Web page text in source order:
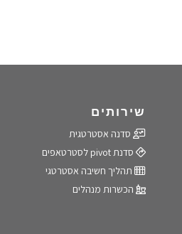
שירותים
סדנה אסטרטגית
סדנת pivot לסטרטאפים
תהליך חשיבה אסטרטגי
הכשרות מנהלים